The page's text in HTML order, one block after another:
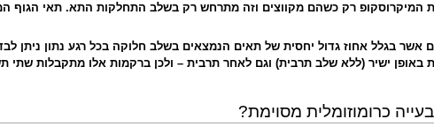
המיקרוסקופ רק כשהם מקווצים וזה מתרחש רק בשלב התחלקות התא. תאי הגוף
אשר בגלל אחוז גדול יחסית של תאים הנמצאים בשלב חלוקה בכל רגע נתון ניתן
כרומוזומלית מסוימת?